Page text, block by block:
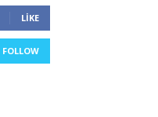
LIKE
FOLLOW